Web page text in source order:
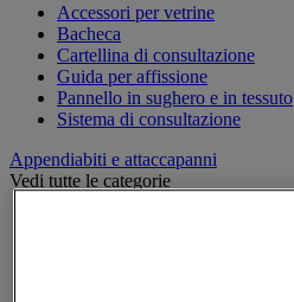
Accessori per vetrine
Bacheca
Cartellina di consultazione
Guida per affissione
Pannello in sughero e in tessuto
Sistema di consultazione
Appendiabiti e attaccapanni
Vedi tutte le categorie